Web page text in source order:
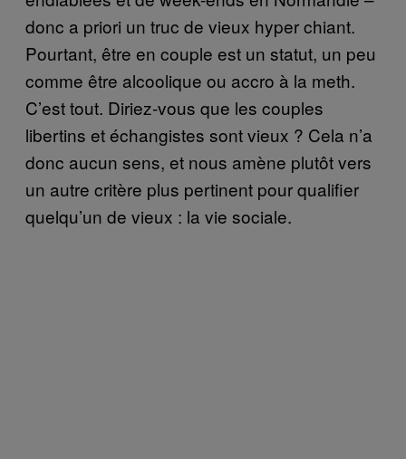
donc a priori un truc de vieux hyper chiant.
Pourtant, être en couple est un statut, un peu
comme être alcoolique ou accro à la meth.
C’est tout. Diriez-vous que les couples
libertins et échangistes sont vieux ? Cela n’a
donc aucun sens, et nous amène plutôt vers
un autre critère plus pertinent pour qualifier
quelqu’un de vieux : la vie sociale.